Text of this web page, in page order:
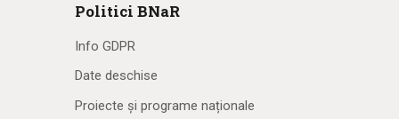
Politici BNaR
Info GDPR
Date deschise
Proiecte și programe naționale